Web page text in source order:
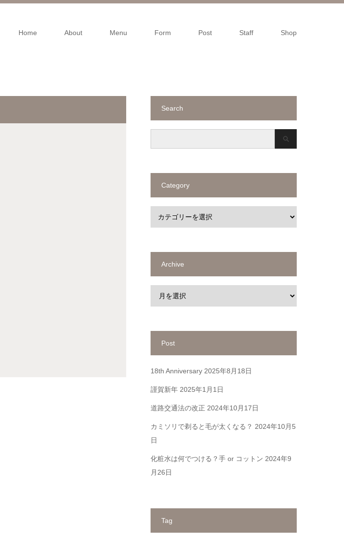
Home About Menu Form Post Staff Shop
Search
Category
Archive
Post
18th Anniversary 2025年8月18日
謹賀新年 2025年1月1日
道路交通法の改正 2024年10月17日
カミソリで剃ると毛が太くなる？ 2024年10月5
日
化粧水は何でつける？手 or コットン 2024年9
月26日
Tag